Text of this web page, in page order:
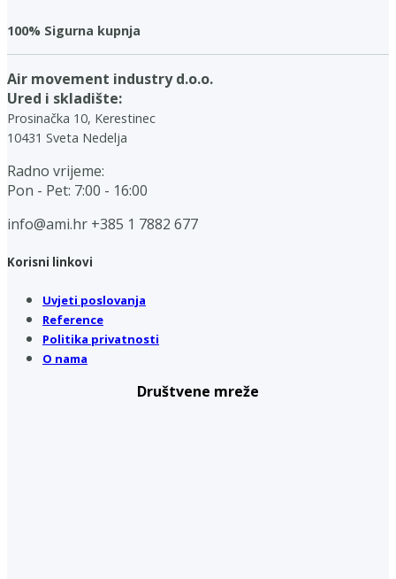
100% Sigurna kupnja
Air movement industry d.o.o.
Ured i skladište:
Prosinačka 10, Kerestinec
10431 Sveta Nedelja
Radno vrijeme:
Pon - Pet: 7:00 - 16:00
info@ami.hr +385 1 7882 677
Korisni linkovi
Uvjeti poslovanja
Reference
Politika privatnosti
O nama
Društvene mreže